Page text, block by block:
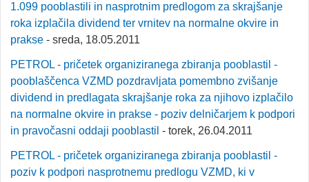
1.099 pooblastili in nasprotnim predlogom za skrajšanje
roka izplačila dividend ter vrnitev na normalne okvire in
prakse - sreda, 18.05.2011
PETROL - pričetek organiziranega zbiranja pooblastil -
pooblaščenca VZMD pozdravljata pomembno zvišanje
dividend in predlagata skrajšanje roka za njihovo izplačilo
na normalne okvire in prakse - poziv delničarjem k podpori
in pravočasni oddaji pooblastil - torek, 26.04.2011
PETROL - pričetek organiziranega zbiranja pooblastil -
poziv k podpori nasprotnemu predlogu VZMD, ki v